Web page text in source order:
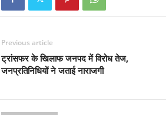
Previous article
ट्रांसफर के खिलाफ जनपद में विरोध तेज,
जनप्रतिनिधियों ने जताई नाराजगी